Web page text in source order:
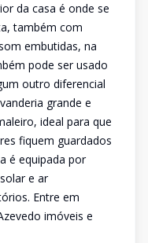
da casa é onde se
também com
embutidas, na
pode ser usado
outro diferencial
grande e
ideal para que
fiquem guardados
é equipada por
e ar
Entre em
imóveis e